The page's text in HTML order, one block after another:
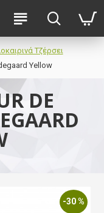
Τζέρσει
Yellow
DE
-30 %